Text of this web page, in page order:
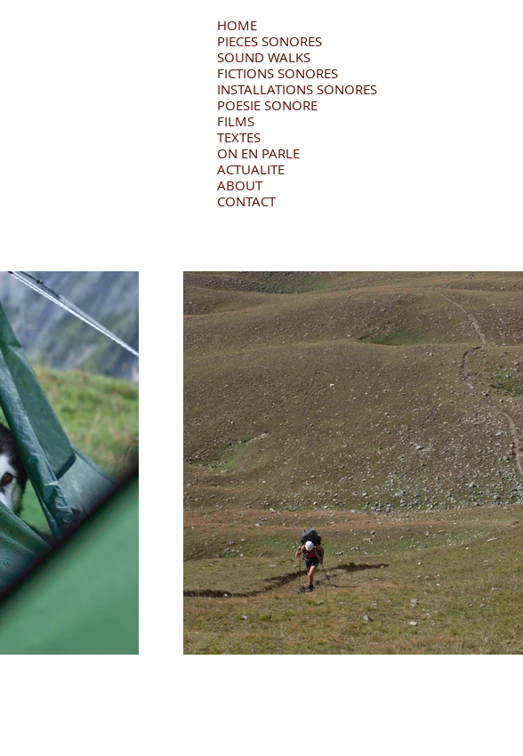
HOME
PIECES SONORES
SOUND WALKS
FICTIONS SONORES
INSTALLATIONS SONORES
POESIE SONORE
FILMS
TEXTES
ON EN PARLE
ACTUALITE
ABOUT
CONTACT